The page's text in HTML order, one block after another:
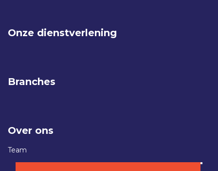
Onze dienstverlening
Branches
Over ons
Team